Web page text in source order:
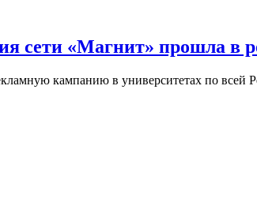
сети «Магнит» прошла в
кампанию в университетах по всей